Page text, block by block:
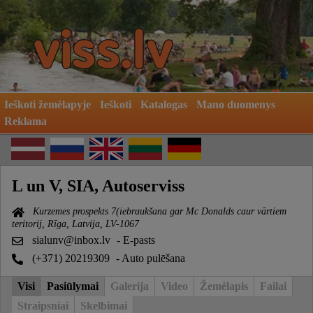
Ieškoti žemėlapyje Ieškoti Katalogas
Mano duomenys
Reklama
L un V, SIA, Autoserviss
Kurzemes prospekts 7(iebraukšana gar Mc Donalds caur vārtiem
teritorij, Rīga, Latvija, LV-1067
sialunv@inbox.lv - E-pasts
(+371) 20219309 - Auto pulēšana
Visi Pasiūlymai Galerija Video Žemėlapis
Failai
Straipsniai
Skelbimai